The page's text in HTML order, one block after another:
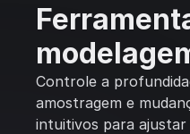
Controle a
amostragem e
intuitivos para